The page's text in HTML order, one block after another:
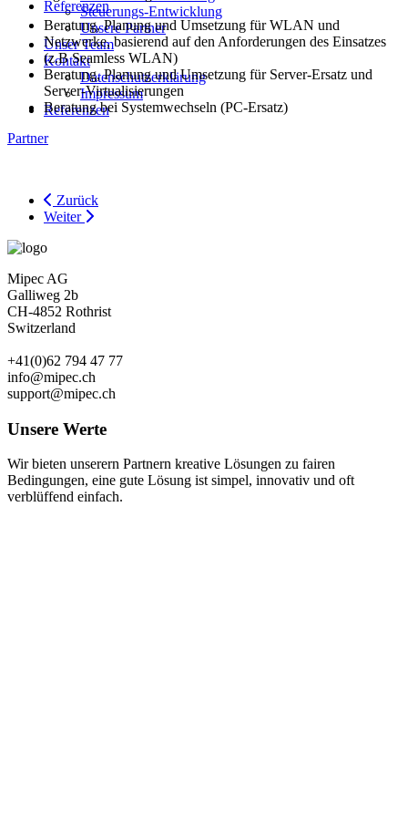
Steuerungs-Entwicklung
Unsere Partner
Unser Team
Kontakt
Datenschutzerklärung
Impressum
Referenzen
Referenzen
Beratung, Planung und Umsetzung für WLAN und
Netzwerke, basierend auf den Anforderungen des Einsatzes
(z.B Seamless WLAN)
Beratung, Planung und Umsetzung für Server-Ersatz und
Server-Virtualisierungen
Beratung bei Systemwechseln (PC-Ersatz)
Partner
Zurück
Weiter
Mipec AG
Galliweg 2b
CH-4852 Rothrist
Switzerland
+41(0)62 794 47 77
info@mipec.ch
support@mipec.ch
Unsere Werte
Wir bieten unserern Partnern kreative Lösungen zu fairen
Bedingungen, eine gute Lösung ist simpel, innovativ und oft
verblüffend einfach.